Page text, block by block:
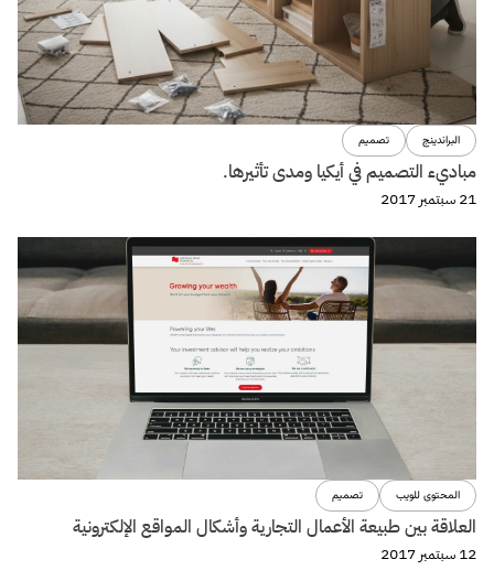
البراندينج تصميم
مباديء التصميم في أيكيا ومدى تأثيرها.
21 سبتمبر 2017
المحتوى للويب تصميم
العلاقة بين طبيعة الأعمال التجارية وأشكال المواقع الإلكترونية
12 سبتمبر 2017